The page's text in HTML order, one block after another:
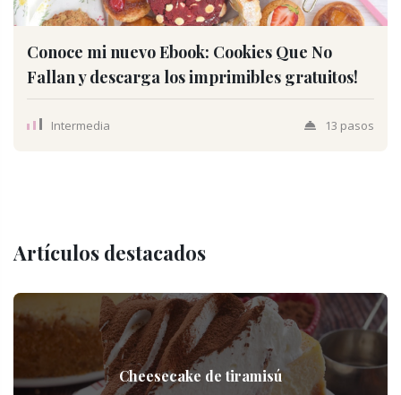
Conoce mi nuevo Ebook: Cookies Que No
Fallan y descarga los imprimibles gratuitos!
Intermedia 13 pasos
Artículos destacados
Cheesecake de tiramisú